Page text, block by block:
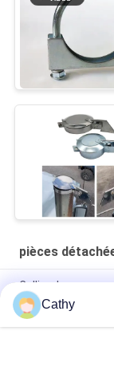
pièces
Collier de serrage
inoxydable 304 de
Pièces
pièces
Cathy